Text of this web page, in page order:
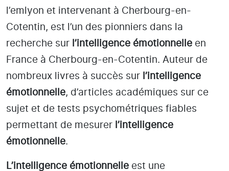
l’emlyon et intervenant à Cherbourg-en-
Cotentin, est l’un des pionniers dans la
recherche sur l’intelligence émotionnelle en
France à Cherbourg-en-Cotentin. Auteur de
nombreux livres à succès sur l’intelligence
émotionnelle, d’articles académiques sur ce
sujet et de tests psychométriques fiables
permettant de mesurer l’intelligence
émotionnelle.
L’intelligence émotionnelle est une